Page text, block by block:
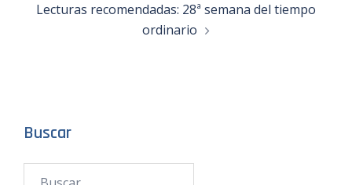
Lecturas recomendadas: 28ª semana del tiempo
ordinario
Buscar